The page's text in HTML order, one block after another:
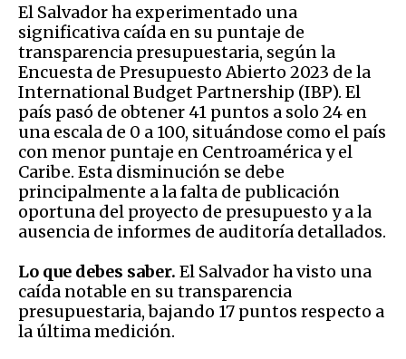
El Salvador ha experimentado una
significativa caída en su puntaje de
transparencia presupuestaria, según la
Encuesta de Presupuesto Abierto 2023 de la
International Budget Partnership (IBP). El
país pasó de obtener 41 puntos a solo 24 en
una escala de 0 a 100, situándose como el país
con menor puntaje en Centroamérica y el
Caribe. Esta disminución se debe
principalmente a la falta de publicación
oportuna del proyecto de presupuesto y a la
ausencia de informes de auditoría detallados.
Lo que debes saber. El Salvador ha visto una
caída notable en su transparencia
presupuestaria, bajando 17 puntos respecto a
la última medición.